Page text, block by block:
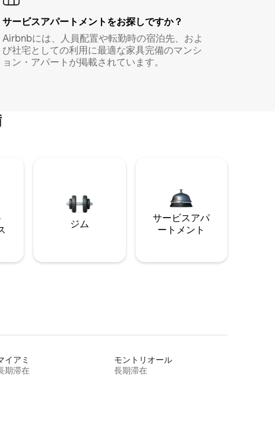
サービスアパートメントをお探しですか？
Airbnbには、人員配置や転勤時の宿泊先、およ
び社宅としての利用に最適な家具完備のマンシ
ョン・アパートが掲載されています。
ジム
サービスアパ
ートメント
イアミ
期滞在
モントリオール
長期滞在